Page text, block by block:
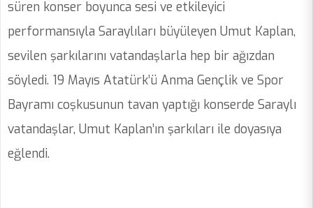
süren konser boyunca sesi ve etkileyici
performansıyla Saraylıları büyüleyen Umut Kaplan,
sevilen şarkılarını vatandaşlarla hep bir ağızdan
söyledi. 19 Mayıs Atatürk’ü Anma Gençlik ve Spor
Bayramı coşkusunun tavan yaptığı konserde Saraylı
vatandaşlar, Umut Kaplan’ın şarkıları ile doyasıya
eğlendi.